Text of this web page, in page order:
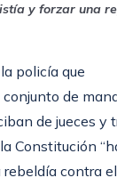
y forzar una
policía que
conjunto de
de jueces y
Constitución
contra